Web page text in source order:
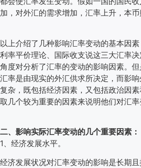
加，对外汇的需求增加，汇率上升，本币
以上介绍了几种影响汇率变动的基本因素
利率平价理论、国际收支说这三大汇率
角度对分析了汇率的变动的影响因素。
汇率是由现实的外汇供求所决定，而影
复杂，既包括经济因素，又包括政治因
取几个较为重要的因素来说明他们对汇率
二、影响实际汇率变动的几个重要因素：
1、经济发展水平。
经济发展状况对汇率变动的影响是长期